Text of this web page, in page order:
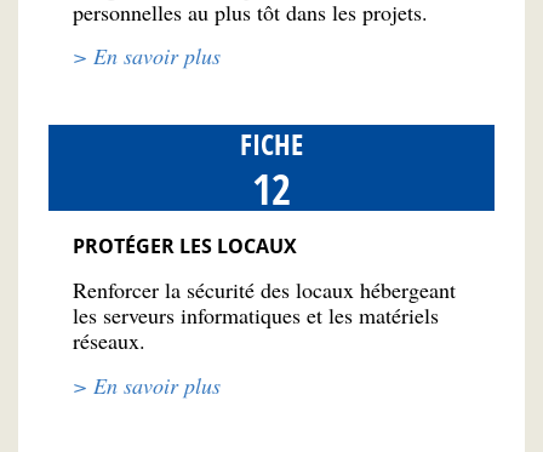
personnelles au plus tôt dans les projets.
> En savoir plus
FICHE
12
PROTÉGER LES LOCAUX
Renforcer la sécurité des locaux hébergeant
les serveurs informatiques et les matériels
réseaux.
> En savoir plus